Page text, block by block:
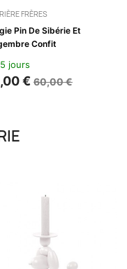
FRÈRES
Pin De Sibérie Et
Confit
jours
€ 60,00 €